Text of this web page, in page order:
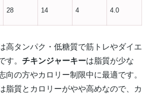
28 14 4 4.0
高タンパク・低糖質で筋トレやダイエ
す。 チキンジャーキーは脂質が少な
向の方やカロリー制限中に最適です。
脂質とカロリーがやや高めなので、カ